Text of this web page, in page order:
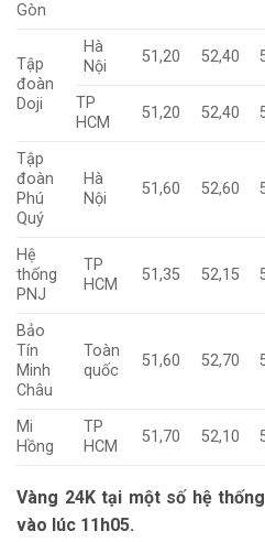
Gòn
Tập
đoàn
Doji
Hà
Nội
51,20 52,40
TP
HCM
51,20 52,40
Tập
đoàn
Phú
Quý
Hà
Nội
51,60 52,60
Hệ
thống
PNJ
TP
HCM
51,35 52,15
Bảo
Tín
Minh
Châu
Toàn
quốc
51,60 52,70
Mi
Hồng
TP
HCM
51,70 52,10
Vàng 24K tại một số hệ
vào lúc 11h05.